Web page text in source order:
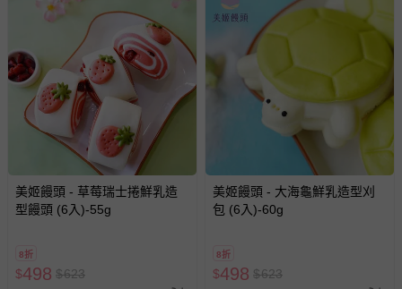
美姬饅頭 - 草莓瑞士捲鮮乳造
型饅頭 (6入)-55g
8折
$498 $623
美姬饅頭 - 大海龜鮮乳造型刈
包 (6入)-60g
8折
$498 $623